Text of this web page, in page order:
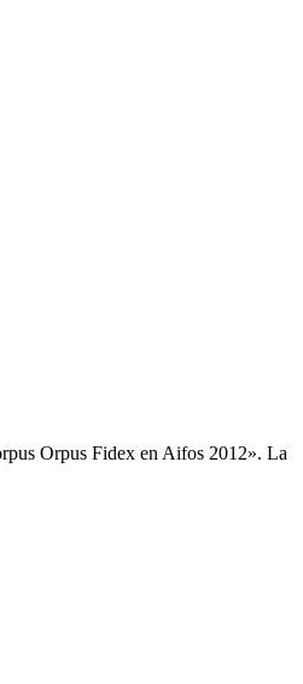
Orpus Fidex en Aifos 2012». La